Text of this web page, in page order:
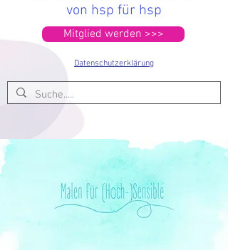
von hsp für hsp
Datenschutzerklärung
Mitglied werden >>>